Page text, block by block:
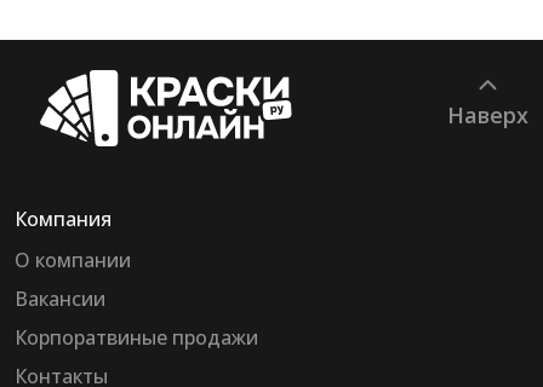
Наверх
Компания
О компании
Вакансии
Корпоратвиные продажи
Контакты